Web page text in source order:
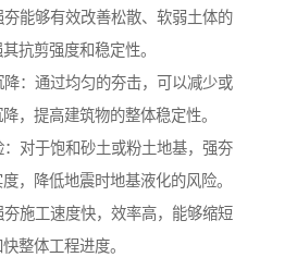
能够有效改善松散、软弱土体的
抗剪强度和稳定性。
：通过均匀的夯击，可以减少或
，提高建筑物的整体稳定性。
对于饱和砂土或粉土地基，强夯
，降低地震时地基液化的风险。
施工速度快，效率高，能够缩短
整体工程进度。